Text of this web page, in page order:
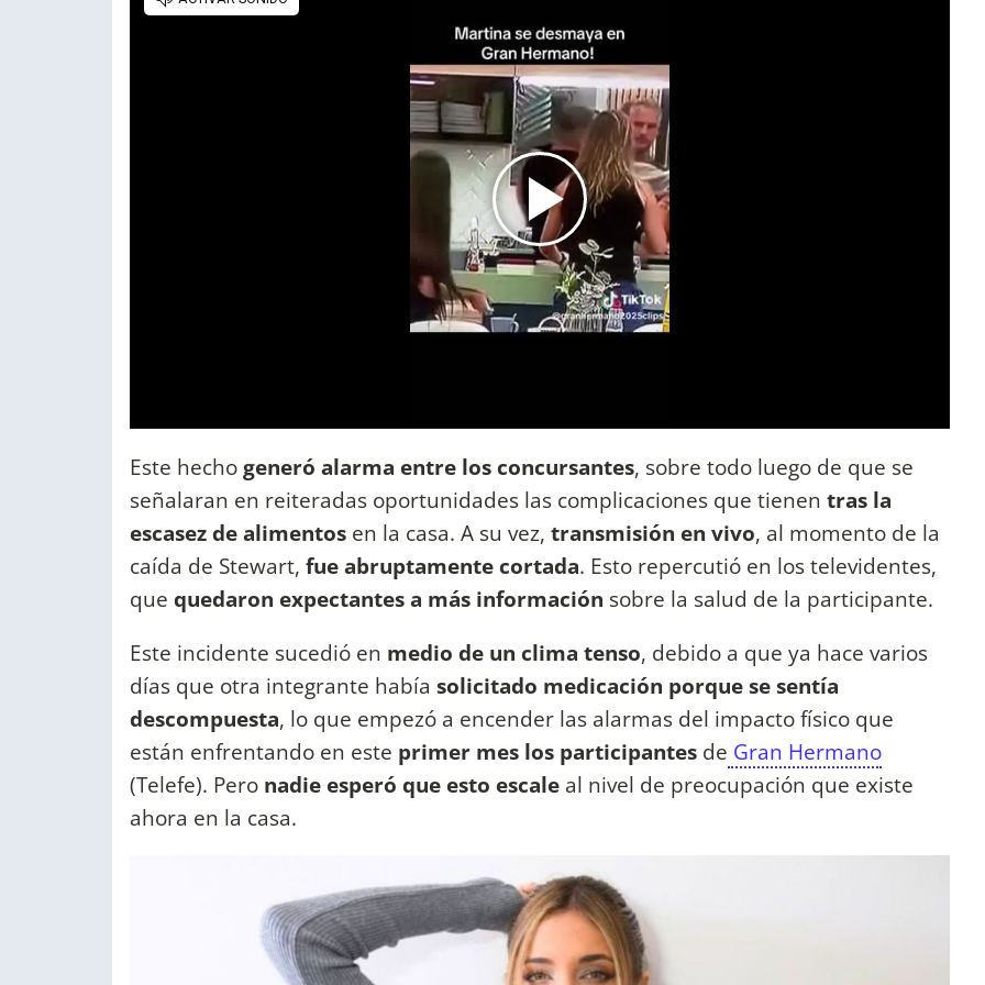
Este hechogeneró alarma entre los concursantes, sobre todo luego de que se
señalaran en reiteradas oportunidades las complicaciones que tienen tras la
escasez de alimentos en la casa. A su vez, transmisión en vivo, al momento de la
caída de Stewart, fue abruptamente cortada. Esto repercutió en los televidentes,
que quedaron expectantes a más información sobre la salud de la participante.
Este incidente sucedió en medio de un clima tenso, debido a que ya hace varios
días que otra integrante había solicitado medicación porque se sentía
descompuesta, lo que empezó a encender las alarmas del impacto físico que
están enfrentando en este primer mes los participantes de Gran Hermano
(Telefe). Pero nadie esperó que esto escale al nivel de preocupación que existe
ahora en la casa.